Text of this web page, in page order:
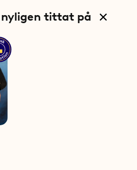
nyligen tittat på